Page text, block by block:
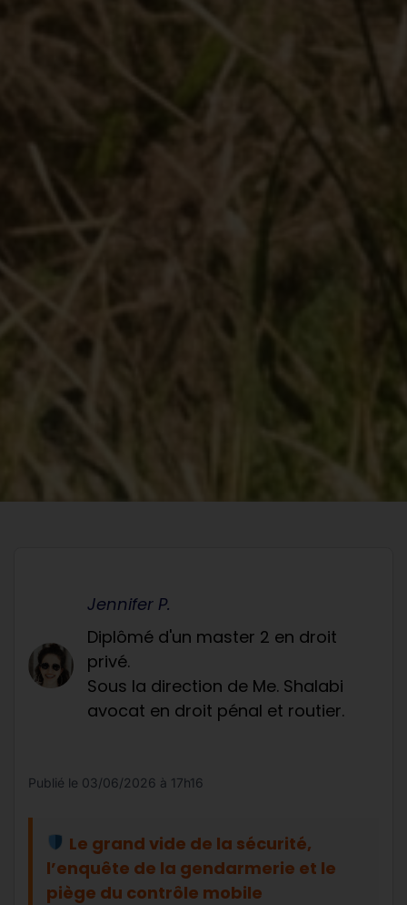
Jennifer P.
Diplômé d'un master 2 en droit
privé.
Sous la direction de Me. Shalabi
avocat en droit pénal et routier.
Publié le 03/06/2026 à 17h16
Le grand vide de la sécurité,
l’enquête de la gendarmerie et le
piège du contrôle mobile